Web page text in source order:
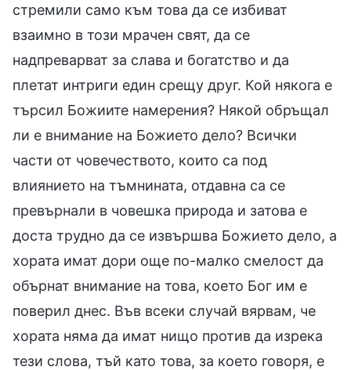
стремили само към това да се избиват
взаимно в този мрачен свят, да се
надпреварват за слава и богатство и да
плетат интриги един срещу друг. Кой някога е
търсил Божиите намерения? Някой обръщал
ли е внимание на Божието дело? Всички
части от човечеството, които са под
влиянието на тъмнината, отдавна са се
превърнали в човешка природа и затова е
доста трудно да се извършва Божието дело, а
хората имат дори още по-малко смелост да
обърнат внимание на това, което Бог им е
поверил днес. Във всеки случай вярвам, че
хората няма да имат нищо против да изрека
тези слова, тъй като това, за което говоря, е